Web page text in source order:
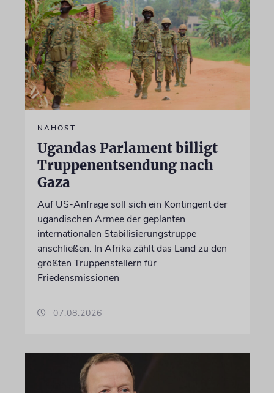
NAHOST
Ugandas Parlament billigt
Truppenentsendung nach
Gaza
Auf US-Anfrage soll sich ein Kontingent der
ugandischen Armee der geplanten
internationalen Stabilisierungstruppe
anschließen. In Afrika zählt das Land zu den
größten Truppenstellern für
Friedensmissionen
07.08.2026